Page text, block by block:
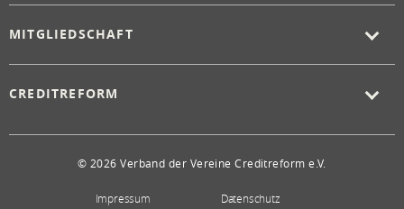
MITGLIEDSCHAFT
CREDITREFORM
© 2026 Verband der Vereine Creditreform e.V.
Impressum Datenschutz